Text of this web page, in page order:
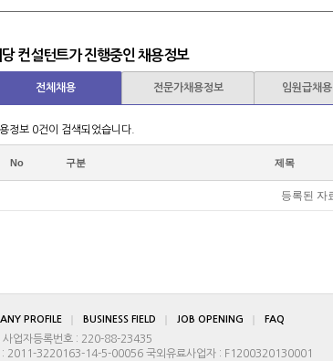
-이메일 fely@globalscout.co.kr
컨설턴트가 진행중인 채용정보
전체채용 전문가채용정보 임원급채
정보 0건이 검색되었습니다.
No 구분 제목
등록된 자
PROFILE BUSINESS FIELD JOB OPENING FAQ
사업자등록번호 : 220-88-23435
: 2011-3220163-14-5-00056 국외유료사업자 : F1200320130001